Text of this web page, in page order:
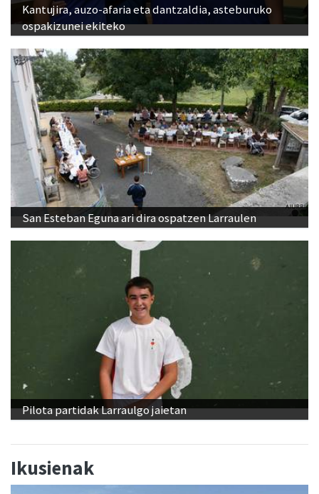
Kantujira, auzo-afaria eta dantzaldia, asteburuko
ospakizunei ekiteko
San Esteban Eguna ari dira ospatzen Larraulen
Pilota partidak Larraulgo jaietan
Ikusienak